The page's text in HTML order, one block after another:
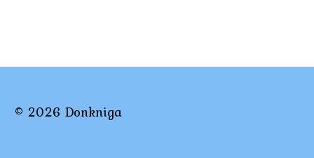
© 2026 Donkniga